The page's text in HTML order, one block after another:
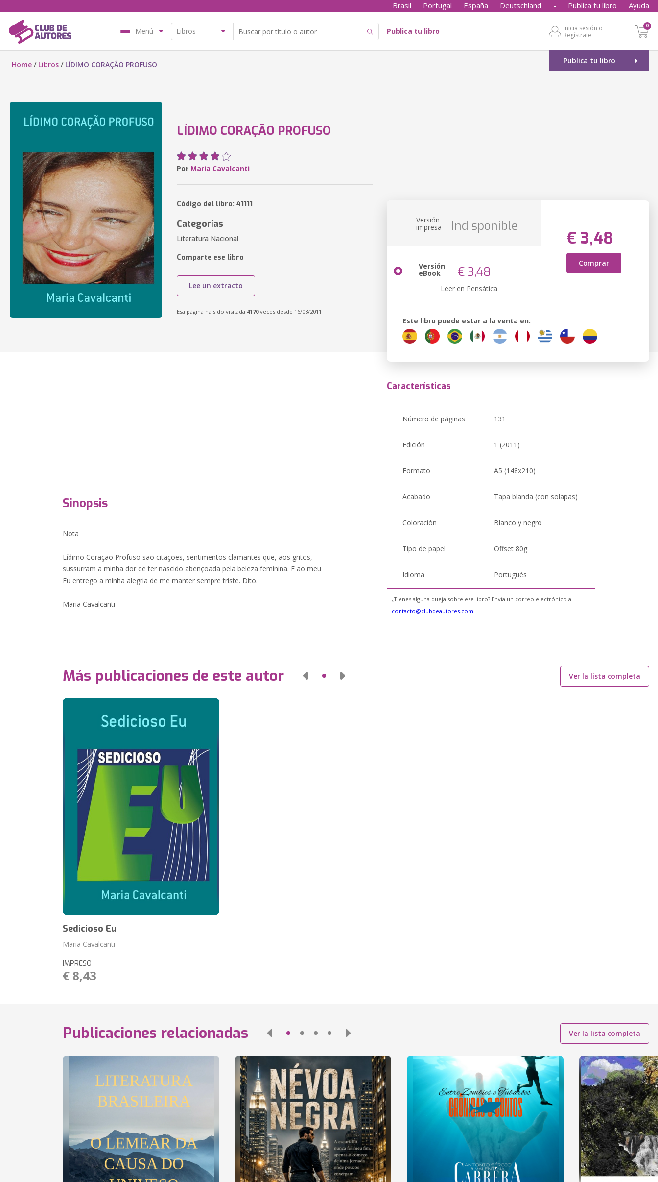
Brasil Portugal España Deutschland - Publica tu libro Ayuda
Menú Publica tu libro
Inicia sesión o
Regístrate
0
Publica tu libro
Home / Libros / LÍDIMO CORAÇÃO PROFUSO
LÍDIMO CORAÇÃO PROFUSO
Por Maria Cavalcanti
Código del libro: 41111
Categorías
Literatura Nacional
Comparte ese libro
Lee un extracto
Esa página ha sido visitada 4170veces desde 16/03/2011
Versión
impresa Indisponible
€ 3,48
Comprar
Versión
eBook € 3,48
Leer en Pensática
Este libro puede estar a la venta en:
Sinopsis
Nota
Lídimo Coração Profuso são citações, sentimentos clamantes que, aos gritos,
sussurram a minha dor de ter nascido abençoada pela beleza feminina. E ao meu
Eu entrego a minha alegria de me manter sempre triste. Dito.
Maria Cavalcanti
Características
Número de páginas 131
Edición 1 (2011)
Formato A5 (148x210)
Acabado Tapa blanda (con solapas)
Coloración Blanco y negro
Tipo de papel Offset 80g
Idioma Portugués
¿Tienes alguna queja sobre ese libro? Envía un correo electrónico a
contacto@clubdeautores.com
Más publicaciones de este autor Ver la lista completa
Sedicioso Eu
Maria Cavalcanti
IMPRESO
€ 8,43
Publicaciones relacionadas Ver la lista completa